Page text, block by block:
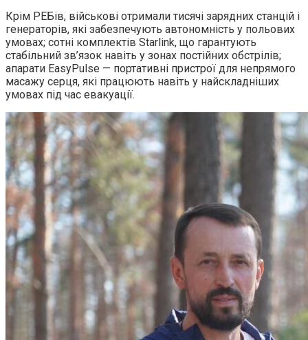
Крім РЕБів, військові отримали тисячі зарядних станцій і
генераторів, які забезпечують автономність у польових
умовах; сотні комплектів Starlink, що гарантують
стабільний зв’язок навіть у зонах постійних обстрілів;
апарати EasyPulse — портативні пристрої для непрямого
масажу серця, які працюють навіть у найскладніших
умовах під час евакуації.